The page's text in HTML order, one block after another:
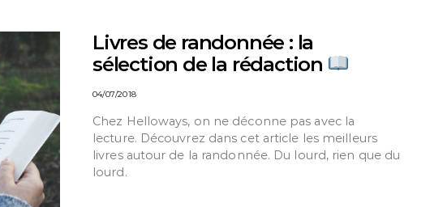
Livres de randonnée : la
sélection de la rédaction
04/07/2018
Chez Helloways, on ne déconne pas avec la
lecture. Découvrez dans cet article les meilleurs
livres autour de la randonnée. Du lourd, rien que du
lourd.